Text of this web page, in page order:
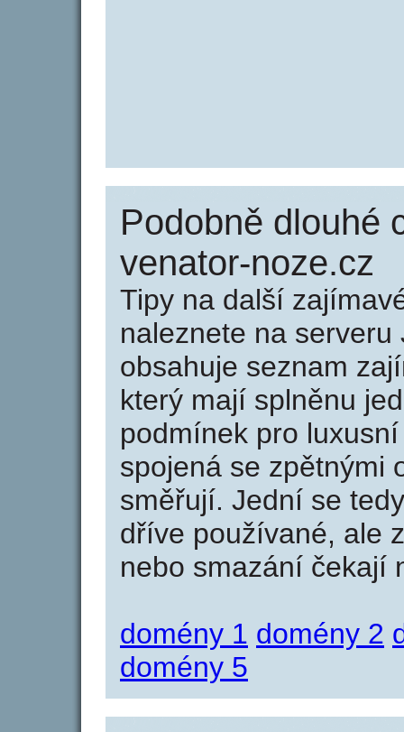
Podobně dlouhé
venator-noze.cz
Tipy na další
naleznete na serveru
obsahuje seznam
který mají splněnu
podmínek pro
spojená se zpětnými
směřují. Jední se
dříve používané, ale
nebo smazání čekají
domény 1 domény 2
domény 5